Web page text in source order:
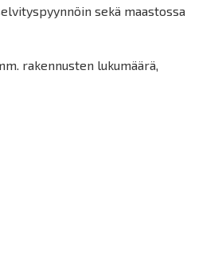
sekä maastossa
rakennusten lukumäärä,